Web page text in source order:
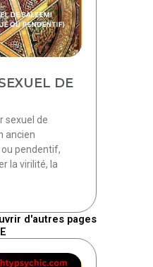
DE
sexuel de
ancien
pendentif,
la virilité, la
d'autres pages